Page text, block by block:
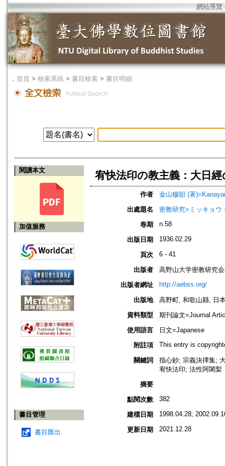
網站導覽
． 首頁 > 檢索系統 > 書目檢索 > 書目明細
閱讀本文
加值服務
書目管理
書目匯出
宥快法印の教主義：大日
作者
金山穆韶 (著
出處題名
密教研究=ミッキョ
卷期
n.58
出版日期 1936.02.29
頁次 6 - 41
出版者
高野山大学密教研究
出版者網址
http://aebss.org/
出版地
高野町, 和歌山縣, 日
資料類型
期刊論文=Journal
使用語言
日文=Japanese
附註項
This entry is
關鍵詞
指心鈔; 宗義決擇集;
宥快法印; 法性阿闍梨
摘要
點閱次數
382
建檔日期 1998.04.28;
更新日期 2021.12.28